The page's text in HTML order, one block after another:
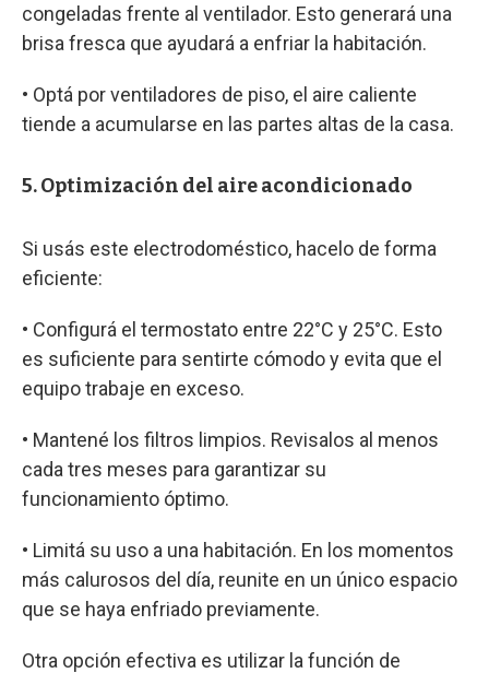
congeladas frente al ventilador. Esto generará una
brisa fresca que ayudará a enfriar la habitación.
• Optá por ventiladores de piso, el aire caliente
tiende a acumularse en las partes altas de la casa.
5. Optimización del aire acondicionado
Si usás este electrodoméstico, hacelo de forma
eficiente:
• Configurá el termostato entre 22°C y 25°C. Esto
es suficiente para sentirte cómodo y evita que el
equipo trabaje en exceso.
• Mantené los filtros limpios. Revisalos al menos
cada tres meses para garantizar su
funcionamiento óptimo.
• Limitá su uso a una habitación. En los momentos
más calurosos del día, reunite en un único espacio
que se haya enfriado previamente.
Otra opción efectiva es utilizar la función de